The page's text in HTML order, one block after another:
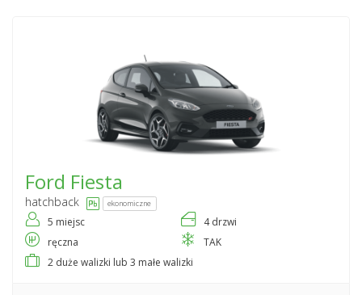
Ford Fiesta
hatchback ekonomiczne
5 miejsc
4 drzwi
ręczna
TAK
2 duże walizki lub 3 małe walizki